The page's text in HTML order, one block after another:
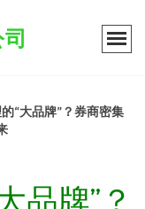
“大品牌”？券商密集
品牌”？